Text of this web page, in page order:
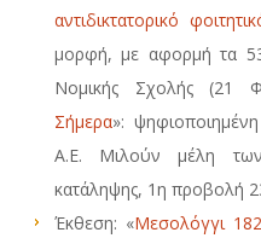
αντιδικτατορικό
μορφή, με αφορμή τα
Νομικής Σχολής (21
Σήμερα»:
Α.Ε. Μιλούν μέλη των
κατάληψης, 1η προβολή
Έκθεση: «Μεσολόγγι